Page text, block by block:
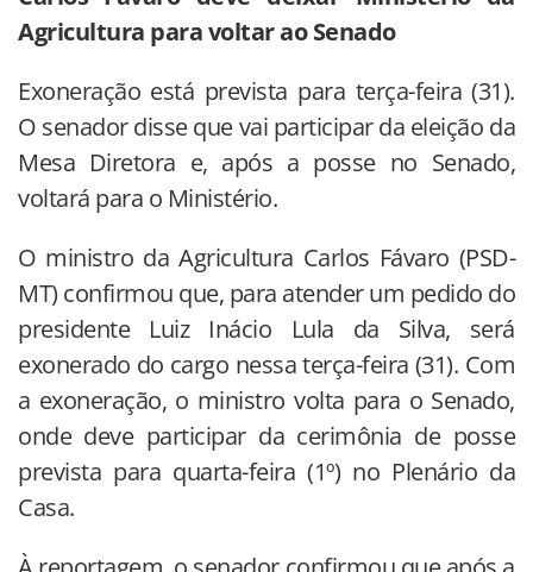
Agricultura para voltar ao Senado
Exoneração está prevista para terça-feira (31).
O senador disse que vai participar da eleição da
Mesa Diretora e, após a posse no Senado,
voltará para o Ministério.
O ministro da Agricultura Carlos Fávaro (PSD-
MT) confirmou que, para atender um pedido do
presidente Luiz Inácio Lula da Silva, será
exonerado do cargo nessa terça-feira (31). Com
a exoneração, o ministro volta para o Senado,
onde deve participar da cerimônia de posse
prevista para quarta-feira (1º) no Plenário da
Casa.